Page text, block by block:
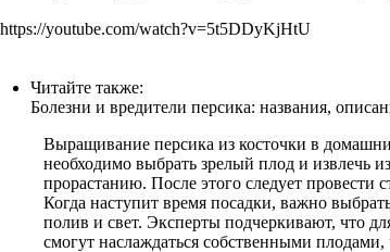
https://youtube.com/watch?v=5t5DDyKjHtU
Читайте также:
Болезни и вредители персика: названия,
Выращивание персика из косточки в
необходимо выбрать зрелый плод и извлечь
прорастанию. После этого следует
Когда наступит время посадки, важно
полив и свет. Эксперты подчеркивают, что
смогут наслаждаться собственными